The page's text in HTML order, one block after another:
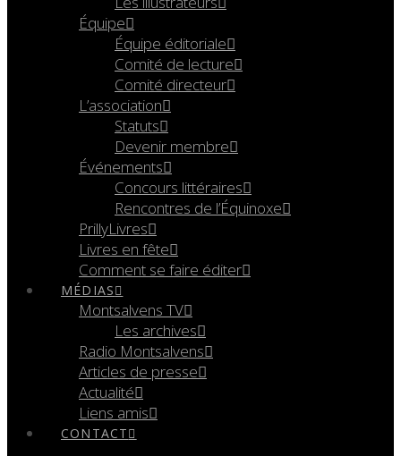
Équipe
Équipe éditoriale
Comité de lecture
Comité directeur
L’association
Statuts
Devenir membre
Événements
Concours littéraires
Rencontres de l’Équinoxe
PrillyLivres
Livres en fête
Comment se faire éditer
MÉDIAS
Montsalvens TV
Les archives
Radio Montsalvens
Articles de presse
Actualité
Liens amis
CONTACT